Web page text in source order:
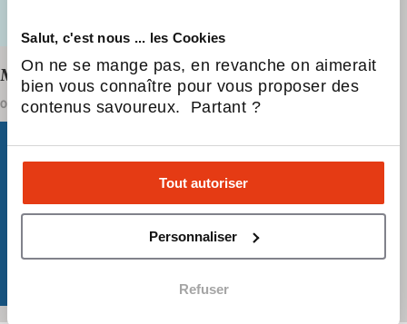
Salut, c'est nous ... les Cookies
On ne se mange pas, en revanche on aimerait
bien vous connaître pour vous proposer des
contenus savoureux. Partant ?
Tout autoriser
Personnaliser
Refuser
Monter sa boîte ou ouvrir une franchise ?
0MIN28 HISTOIRE D'ENTREPRENEURS